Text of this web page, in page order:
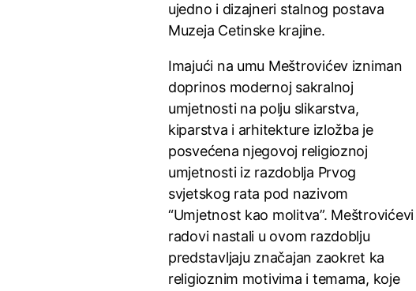
ujedno i dizajneri stalnog postava
Muzeja Cetinske krajine.
Imajući na umu Meštrovićev izniman
doprinos modernoj sakralnoj
umjetnosti na polju slikarstva,
kiparstva i arhitekture izložba je
posvećena njegovoj religioznoj
umjetnosti iz razdoblja Prvog
svjetskog rata pod nazivom
“Umjetnost kao molitva”. Meštrovićevi
radovi nastali u ovom razdoblju
predstavljaju značajan zaokret ka
religioznim motivima i temama, koje